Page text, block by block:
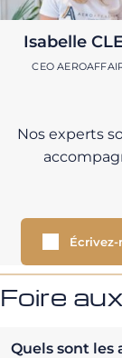
Isabelle
CEO
Nos experts
Écrivez-
Foire
Quels sont les